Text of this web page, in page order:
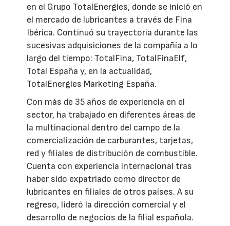
en el Grupo TotalEnergies, donde se inició en
el mercado de lubricantes a través de Fina
Ibérica. Continuó su trayectoria durante las
sucesivas adquisiciones de la compañía a lo
largo del tiempo: TotalFina, TotalFinaElf,
Total España y, en la actualidad,
TotalEnergies Marketing España.
Con más de 35 años de experiencia en el
sector, ha trabajado en diferentes áreas de
la multinacional dentro del campo de la
comercialización de carburantes, tarjetas,
red y filiales de distribución de combustible.
Cuenta con experiencia internacional tras
haber sido expatriado como director de
lubricantes en filiales de otros países. A su
regreso, lideró la dirección comercial y el
desarrollo de negocios de la filial española.